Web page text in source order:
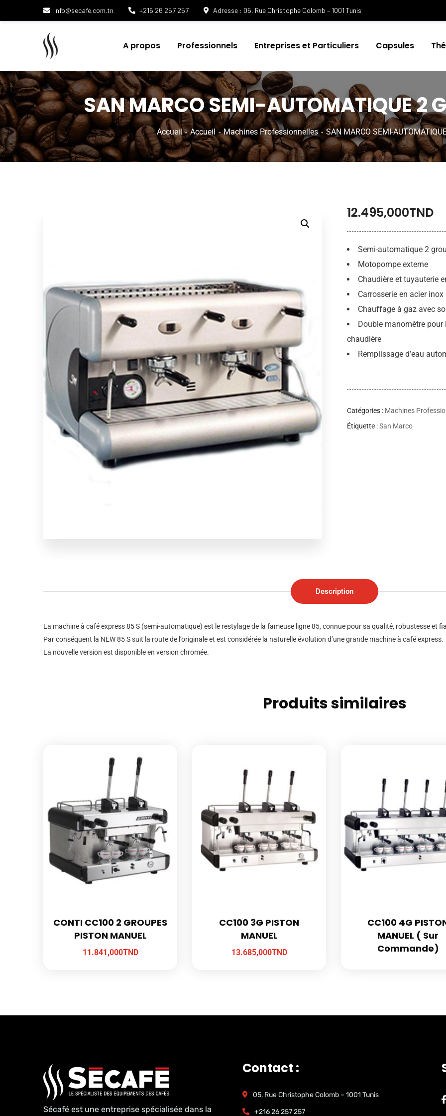
info@secafe.com.tn +216 26 257 257 Adresse : 05, Rue Christophe Colomb – 1001 Tunis
A propos Professionnels Entreprises et Particuliers Capsules Thé
SAN MARCO SEMI-AUTOMATIQUE 2
Accueil Accueil Machines Professionnelles SAN MARCO SEMI-
12.495,000TND
Semi-automatique 2
Motopompe externe
Chaudière et tuyauterie
Carrosserie en acier
Chauffage à gaz avec
Double manomètre
chaudière
Remplissage d’eau
Catégories : Machines
Étiquette :San Marco
Description
La machine à café express 85 S (semi-automatique) est le restylage de la fameuse ligne 85, connue pour sa qualité, robustesse et
Par conséquent la NEW 85 S suit la route de l’originale et est considérée la naturelle évolution d’une grande machine à café express.
La nouvelle version est disponible en version chromée.
Produits similaires
CONTI CC100 2 GROUPES
PISTON MANUEL
11.841,000TND
CC100 3G PISTON
MANUEL
13.685,000TND
CC100 4G
MANUEL ( Sur
Commande)
Sécafé est une entreprise spécialisée dans la
Contact :
05, Rue Christophe Colomb – 1001 Tunis
+216 26 257 257